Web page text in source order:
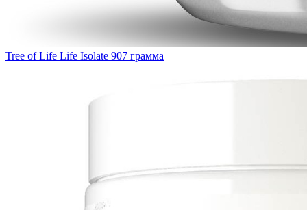
Tree of Life Life Isolate 907 грамма